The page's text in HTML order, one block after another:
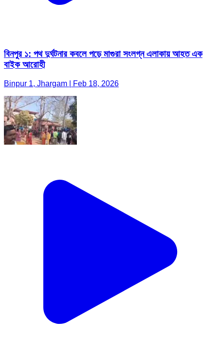
বিনপুর ১: পথ দুর্ঘটনার কবলে পড়ে মাগুরা সংলগ্ন এলাকায় আহত এক
বাইক আরোহী
Binpur 1, Jhargam | Feb 18, 2026